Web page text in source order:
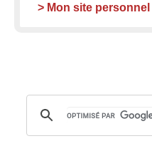
> Mon site